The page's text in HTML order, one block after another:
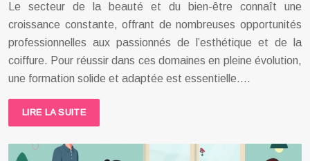
Le secteur de la beauté et du bien-être connaît une
croissance constante, offrant de nombreuses opportunités
professionnelles aux passionnés de l’esthétique et de la
coiffure. Pour réussir dans ces domaines en pleine évolution,
une formation solide et adaptée est essentielle….
LIRE LA SUITE